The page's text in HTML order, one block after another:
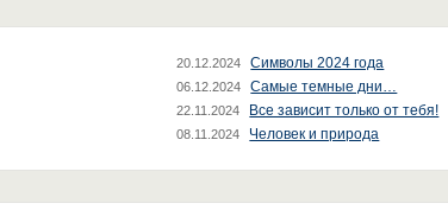
20.12.2024 Символы 2024 года
06.12.2024 Самые темные дни…
22.11.2024 Все зависит только от тебя!
08.11.2024 Человек и природа